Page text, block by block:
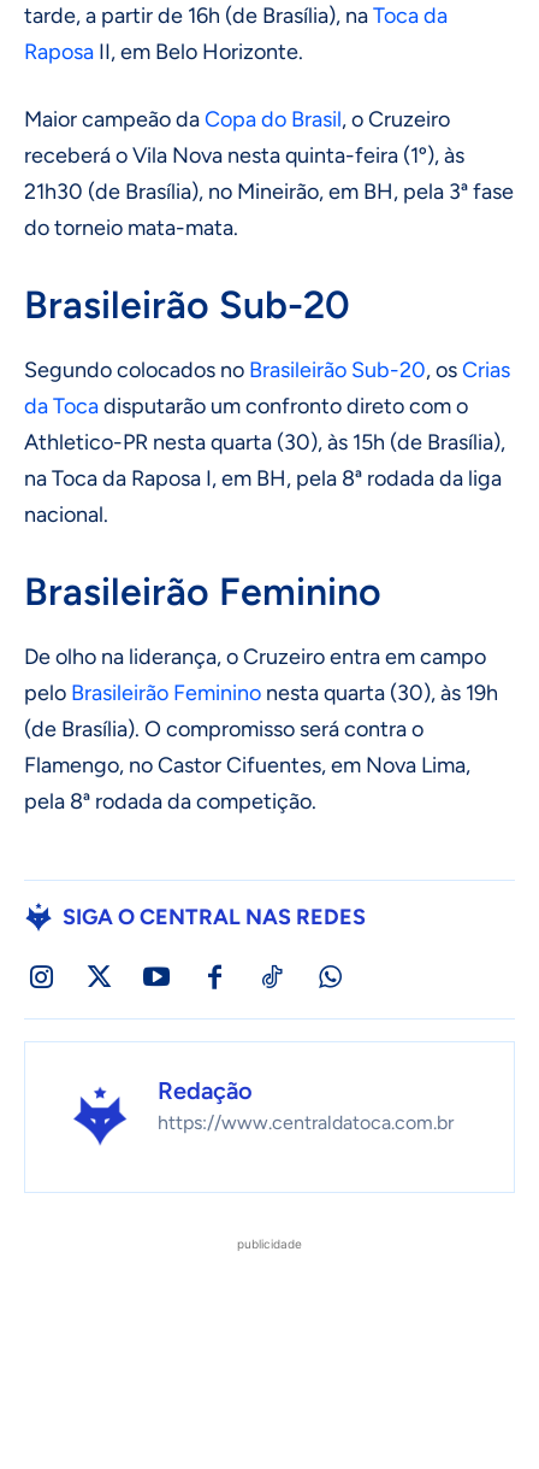
tarde, a partir de 16h (de Brasília), naToca da
Raposa II, em Belo Horizonte.
Maior campeão daCopa do Brasil, o Cruzeiro
receberá o Vila Nova nesta quinta-feira (1º), às
21h30 (de Brasília), no Mineirão, em BH, pela 3ª fase
do torneio mata-mata.
Brasileirão Sub-20
Segundo colocados no Brasileirão Sub-20, osCrias
da Tocadisputarão um confronto direto com o
Athletico-PR nesta quarta (30), às 15h (de Brasília),
na Toca da Raposa I, em BH, pela 8ª rodada da liga
nacional.
Brasileirão Feminino
De olho na liderança, o Cruzeiro entra em campo
pelo Brasileirão Feminino nesta quarta (30), às 19h
(de Brasília). O compromisso será contra o
Flamengo, no Castor Cifuentes, em Nova Lima,
pela 8ª rodada da competição.
SIGA O CENTRAL NAS REDES
Redação
https://www.centraldatoca.com.br
publicidade